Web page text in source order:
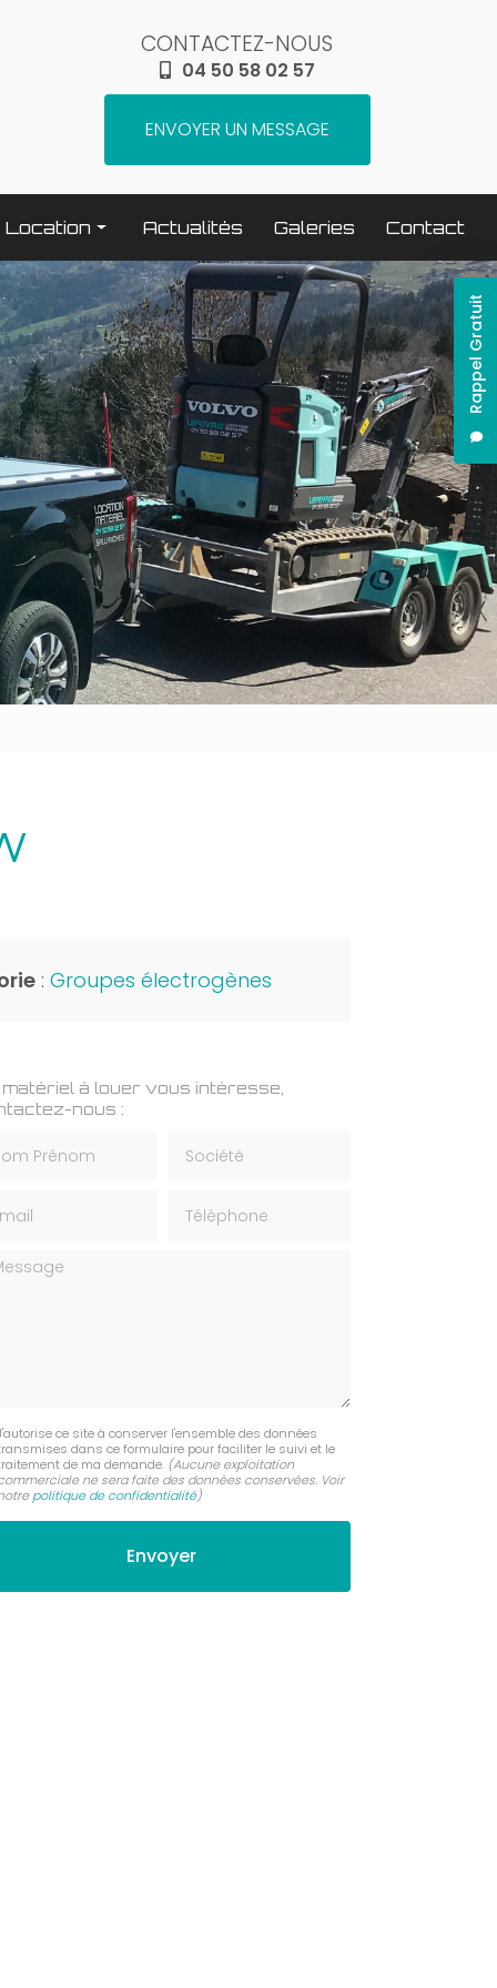
CONTACTEZ-NOUS
04 50 58 02 57
ENVOYER UN MESSAGE
Rappel Gratuit
Location
Terrassement / compactage
Transport
Elévation / levage
Espaces verts
Traitement béton
Nettoyage
Outillage bâtiment
Energie
Actualités Galeries Contact
: Groupes électrogènes
matériel à louer vous intéresse,
nous :
ce site à conserver l'ensemble des données
dans ce formulaire pour faciliter le suivi et le
de ma demande. (Aucune exploitation
ne sera faite des données conservées. Voir
politique de confidentialité)